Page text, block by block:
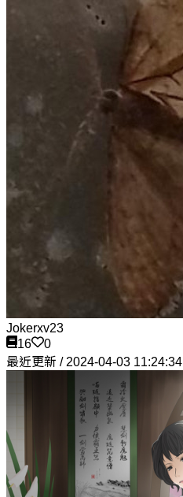
Jokerxv23
16
0
最近更新 / 2024-04-03 11:24:34